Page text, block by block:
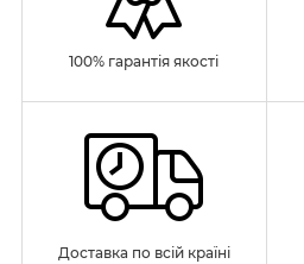
100% гарантія якості
Доставка по всій країні